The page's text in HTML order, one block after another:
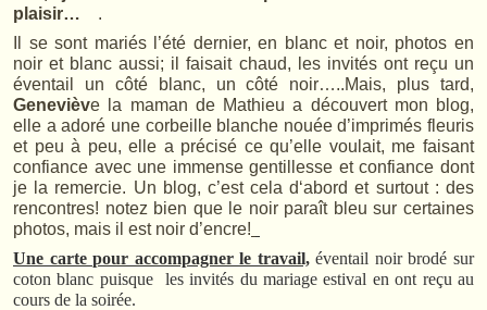
plaisir… .
Il se sont mariés l’été dernier, en blanc et noir, photos en
noir et blanc aussi; il faisait chaud, les invités ont reçu un
éventail un côté blanc, un côté noir…..Mais, plus tard,
Geneviève la maman de Mathieu a découvert mon blog,
elle a adoré une corbeille blanche nouée d’imprimés fleuris
et peu à peu, elle a précisé ce qu’elle voulait, me faisant
confiance avec une immense gentillesse et confiance dont
je la remercie. Un blog, c’est cela d‘abord et surtout : des
rencontres! notez bien que le noir paraît bleu sur certaines
photos, mais il est noir d’encre!
Une carte pour accompagner le travail,éventail noir brodé sur
coton blanc puisque les invités du mariage estival en ont reçu au
cours de la soirée.